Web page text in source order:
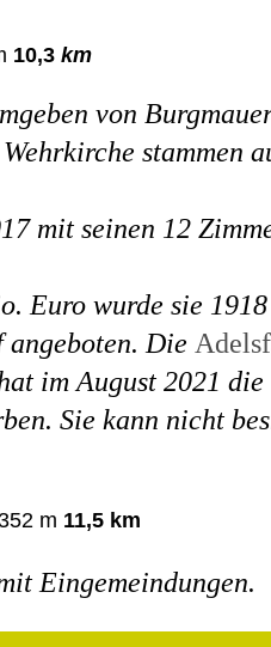
10,3 km
von
stammen
mit seinen 12
Euro wurde sie
Die
im August 2021 die
Sie kann nicht
m 11,5 km
Eingemeindungen.